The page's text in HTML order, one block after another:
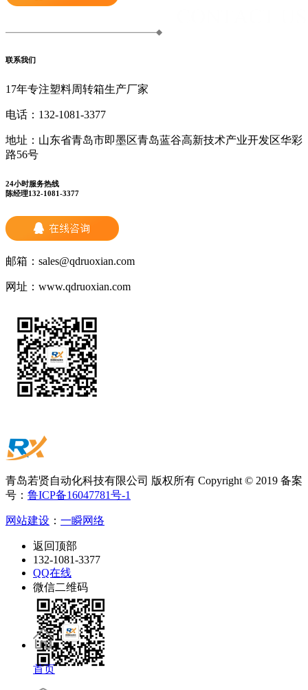
联系我们
17年专注塑料周转箱生产厂家
电话： 132-1081-3377
地址： 山东省青岛市即墨区青岛蓝谷高新技术产业开发区华彩
路56号
24小时服务热线
陈经理132-1081-3377
邮箱： sales@qdruoxian.com
网址： www.qdruoxian.com
青岛若贤自动化科技有限公司 版权所有 Copyright © 2019 备案
号： 鲁ICP备16047781号-1
网站建设 ： 一瞬网络
返回顶部
132-1081-3377
QQ在线
微信二维码
首页